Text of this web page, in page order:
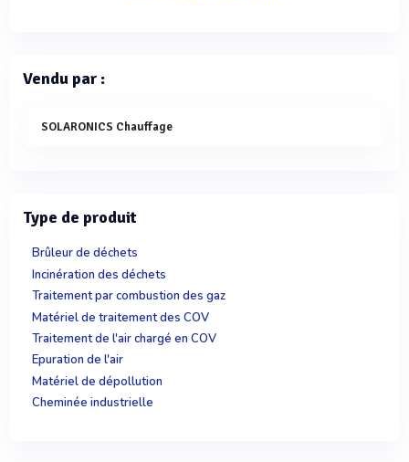
Vendu par :
SOLARONICS Chauffage
Type de produit
Brûleur de déchets
Incinération des déchets
Traitement par combustion des gaz
Matériel de traitement des COV
Traitement de l'air chargé en COV
Epuration de l'air
Matériel de dépollution
Cheminée industrielle